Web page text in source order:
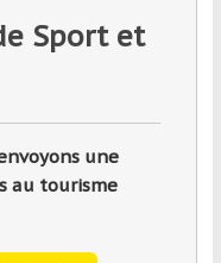
Sport et
une
au tourisme